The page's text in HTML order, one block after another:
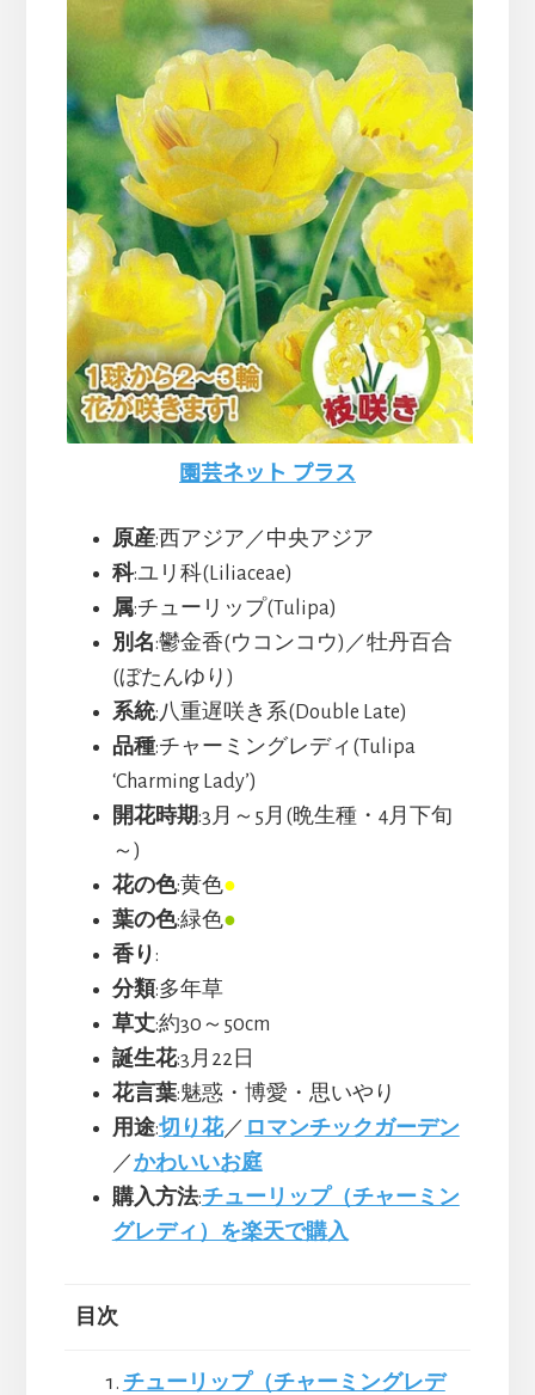
園芸ネット プラス
原産:西アジア／中央アジア
科:ユリ科(Liliaceae)
属:チューリップ(Tulipa)
別名:鬱金香(ウコンコウ)／牡丹百合
(ぼたんゆり)
系統:八重遅咲き系(Double Late)
品種:チャーミングレディ(Tulipa
‘Charming Lady’)
開花時期:3月～5月(晩生種・4月下旬
～)
花の色:黄色●
葉の色:緑色●
香り:
分類:多年草
草丈:約30～50cm
誕生花:3月22日
花言葉:魅惑・博愛・思いやり
用途:切り花／ ロマンチックガーデン
／かわいいお庭
購入方法:チューリップ（チャーミン
グレディ）を楽天で購入
目次
チューリップ（チャーミングレデ